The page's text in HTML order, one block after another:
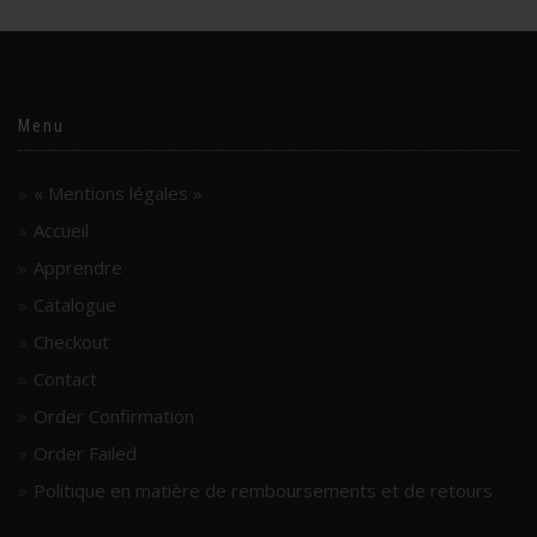
Menu
« Mentions légales »
Accueil
Apprendre
Catalogue
Checkout
Contact
Order Confirmation
Order Failed
Politique en matière de remboursements et de retours